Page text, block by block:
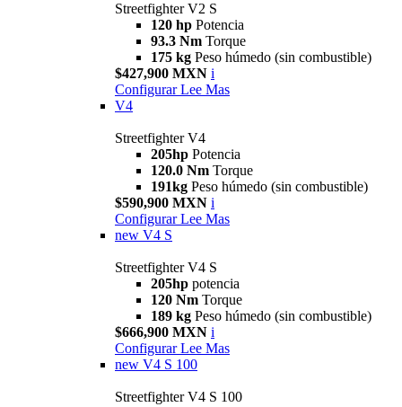
Streetfighter V2 S
120 hp Potencia
93.3 Nm Torque
175 kg Peso húmedo (sin combustible)
$427,900 MXN i
Configurar Lee Mas
V4
Streetfighter V4
205hp Potencia
120.0 Nm Torque
191kg Peso húmedo (sin combustible)
$590,900 MXN i
Configurar Lee Mas
new V4 S
Streetfighter V4 S
205hp potencia
120 Nm Torque
189 kg Peso húmedo (sin combustible)
$666,900 MXN i
Configurar Lee Mas
new V4 S 100
Streetfighter V4 S 100